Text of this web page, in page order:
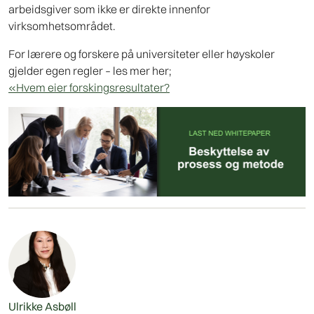
arbeidsgiver som ikke er direkte innenfor
virksomhetsområdet.
For lærere og forskere på universiteter eller høyskoler
gjelder egen regler – les mer her;
«Hvem eier forskingsresultater?
Ulrikke Asbøll